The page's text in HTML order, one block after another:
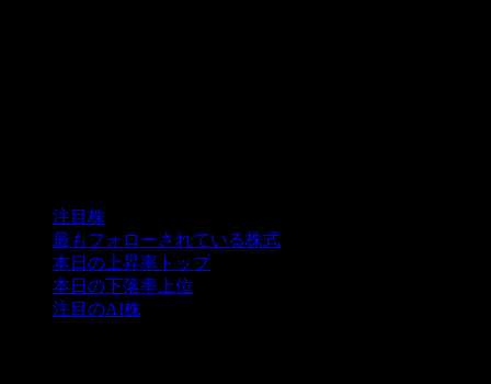
注目株
最もフォローされている株式
本日の上昇率トップ
本日の下落率上位
注目のAI株